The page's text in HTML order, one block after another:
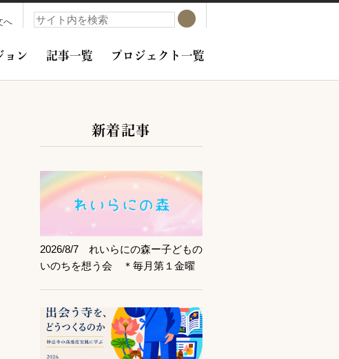
へ 検索
検索
ョン 記事一覧 プロジェクト一覧
サブコンテンツ
新着記事
2026/8/7 れいらにの森ー子どもの
いのちを想う会 ＊毎月第１金曜
記事を読む
記事を読む